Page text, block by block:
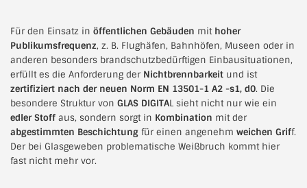
Für den Einsatz in öffentlichen Gebäuden mit hoher
Publikumsfrequenz, z. B. Flughäfen, Bahnhöfen, Museen oder in
anderen besonders brandschutzbedürftigen Einbausituationen,
erfüllt es die Anforderung der Nichtbrennbarkeit und ist
zertifiziert nach der neuen Norm EN 13501-1 A2 -s1, d0. Die
besondere Struktur von GLAS DIGITAL sieht nicht nur wie ein
edler Stoff aus, sondern sorgt in Kombination mit der
abgestimmten Beschichtung für einen angenehm weichen Griff.
Der bei Glasgeweben problematische Weißbruch kommt hier
fast nicht mehr vor.